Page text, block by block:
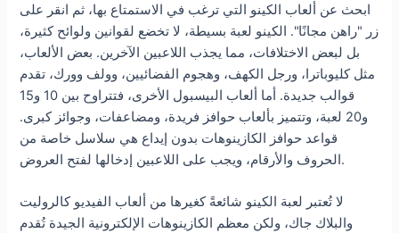
ابحث عن ألعاب الكينو التي ترغب في الاستمتاع بها، ثم انقر على
زر "راهن مجانًا". الكينو لعبة بسيطة، لا تخضع لقوانين ولوائح كثيرة،
بل لبعض الاختلافات، مما يجذب اللاعبين الآخرين. بعض الألعاب،
مثل كليوباترا، ورجل الكهف، وهجوم الفضائيين، وولف وورك، تقدم
قوالب جديدة. أما ألعاب البيسبول الأخرى، فتتراوح بين 10 و15
و20 لعبة، وتتميز بألعاب حوافز فريدة، ومضاعفات، وجوائز كبرى.
قواعد حوافز الكازينوهات بدون إيداع هي سلاسل خاصة من
الحروف والأرقام، ويجب على اللاعبين إدخالها لفتح العروض.
لا تُعتبر لعبة الكينو شائعةً كغيرها من ألعاب الفيديو كالروليت
والبلاك جاك، ولكن معظم الكازينوهات الإلكترونية الجيدة تُقدم